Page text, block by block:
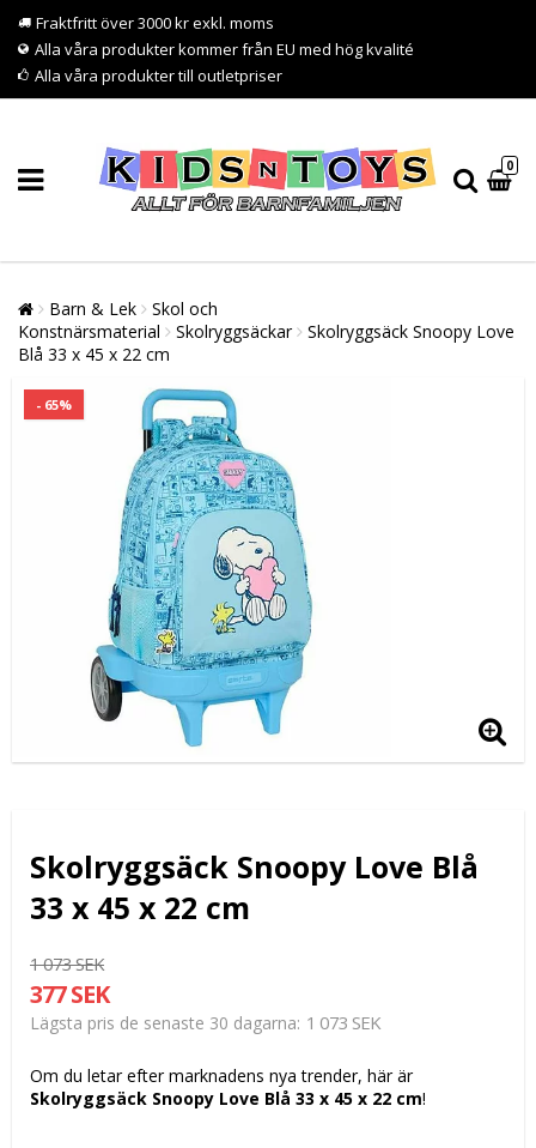
Fraktfritt över 3000 kr exkl. moms
Alla våra produkter kommer från EU med hög kvalité
Alla våra produkter till outletpriser
0
Barn & Lek
Skol och
Konstnärsmaterial
Skolryggsäckar
Skolryggsäck Snoopy Love
Blå 33 x 45 x 22 cm
- 65%
Skolryggsäck Snoopy Love Blå
33 x 45 x 22 cm
1 073 SEK
377 SEK
Lägsta pris de senaste 30 dagarna 1 073 SEK
Om du letar efter marknadens nya trender, här är
Skolryggsäck Snoopy Love Blå 33 x 45 x 22 cm!